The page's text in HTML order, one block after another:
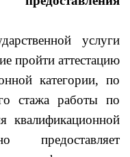
услуги
пройти аттестацию
категории, по
стажа работы по
квалификационной
предоставляет